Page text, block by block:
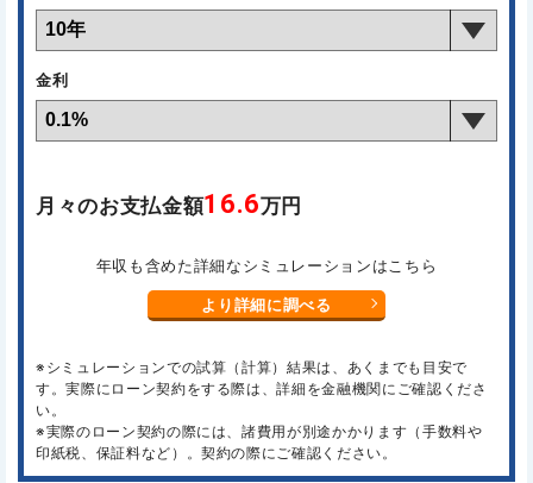
金利
月々のお支払金額16.6万円
年収も含めた詳細なシミュレーションはこちら
より詳細に調べる
※シミュレーションでの試算（計算）結果は、あくまでも目安で
す。実際にローン契約をする際は、詳細を金融機関にご確認くださ
い。
※実際のローン契約の際には、諸費用が別途かかります（手数料や
印紙税、保証料など）。契約の際にご確認ください。